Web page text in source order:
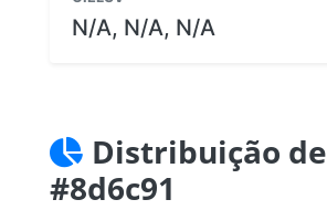
N/A, N/A, N/A
Distribuição de
#8d6c91